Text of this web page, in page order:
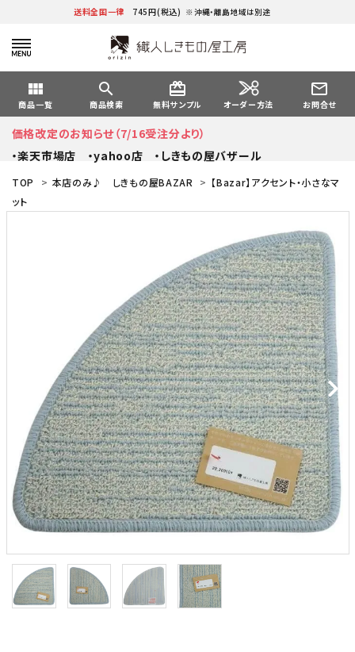
送料全国一律 745円(税込) ※沖縄・離島地域は別途
view_module
商品一覧
search
商品検索
card_giftcard
無料サンプル オーダー方法
mail_outline
お問合せ
価格改定のお知らせ（7/16受注分より）
・楽天市場店
・yahoo店 ・しきもの屋バザール
TOP > 本店のみ♪ しきもの屋BAZAR > 【Bazar】アクセント・小さなマ
ット